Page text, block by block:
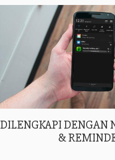
DILENGKAPI DENGAN
&